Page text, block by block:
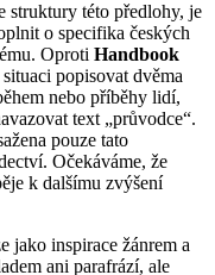
struktury této předlohy, je
o specifika českých
Oproti Handbook
popisovat dvěma
nebo příběhy lidí,
text „průvodce“.
pouze tato
Očekáváme, že
k dalšímu zvýšení
jako inspirace žánrem a
ani parafrází, ale